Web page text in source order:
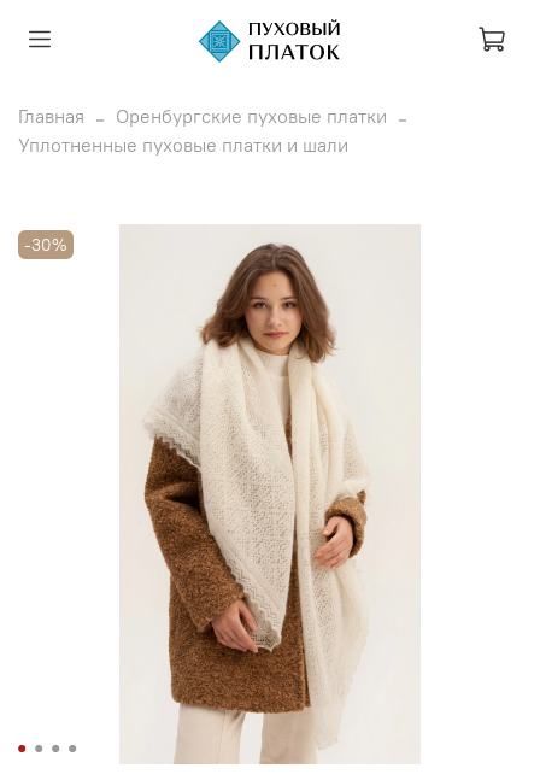
Главная
Оренбургские пуховые платки
Уплотненные пуховые платки и шали
-30%